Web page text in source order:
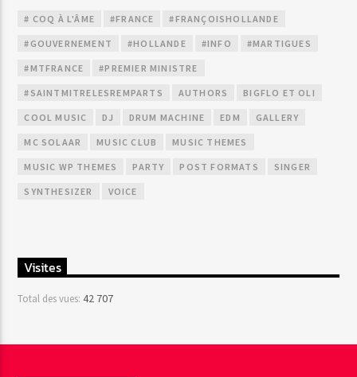
# COQ À L'ÂME #FRANCE #FRANÇOISHOLLANDE
#GOUVERNEMENT #HOLLANDE #INFO #MARTIGUES
#MTFRANCE #PREMIER MINISTRE
#SAINTMITRELESREMPARTS AUTHORS BIGFLO ET OLI
COOL MUSIC DJ DRUM MACHINE EDM GALLERY
MC SOLAAR MUSIC CLUB MUSIC THEMES
MUSIC WP THEMES PARTY POST FORMATS SINGER
SYNTHESIZER VOICE
Visites
Total des vues:42 707